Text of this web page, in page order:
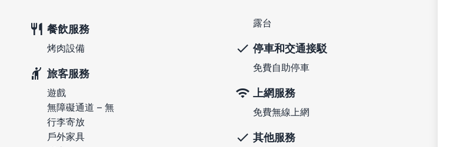
餐飲服務
烤肉設備
旅客服務
遊戲
無障礙通道 – 無
行李寄放
戶外家具
露台
停車和交通接駁
免費自助停車
上網服務
免費無線上網
其他服務